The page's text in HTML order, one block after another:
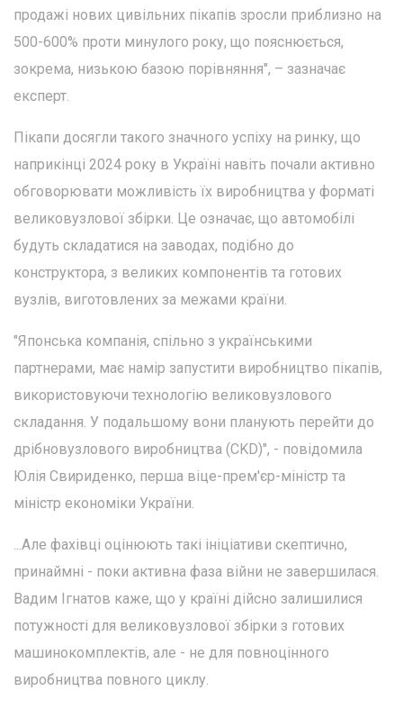
продажі нових цивільних пікапів зросли приблизно на
500-600% проти минулого року, що пояснюється,
зокрема, низькою базою порівняння", – зазначає
експерт.
Пікапи досягли такого значного успіху на ринку, що
наприкінці 2024 року в Україні навіть почали активно
обговорювати можливість їх виробництва у форматі
великовузлової збірки. Це означає, що автомобілі
будуть складатися на заводах, подібно до
конструктора, з великих компонентів та готових
вузлів, виготовлених за межами країни.
"Японська компанія, спільно з українськими
партнерами, має намір запустити виробництво пікапів,
використовуючи технологію великовузлового
складання. У подальшому вони планують перейти до
дрібновузлового виробництва (CKD)", - повідомила
Юлія Свириденко, перша віце-прем'єр-міністр та
міністр економіки України.
...Але фахівці оцінюють такі ініціативи скептично,
принаймні - поки активна фаза війни не завершилася.
Вадим Ігнатов каже, що у країні дійсно залишилися
потужності для великовузлової збірки з готових
машинокомплектів, але - не для повноцінного
виробництва повного циклу.